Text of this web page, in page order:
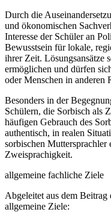
Durch die
und ökonomischen
Interesse der Schüler an
Bewusstsein für lokale,
ihrer Zeit. Lösungsansätze
ermöglichen und dürfen
oder Menschen in anderen
Besonders in der
Schülern, die Sorbisch als
häufigen Gebrauch des
authentisch, in realen
sorbischen
Zweisprachigkeit.
allgemeine fachliche Ziele
Abgeleitet aus dem Beitrag
allgemeine Ziele: